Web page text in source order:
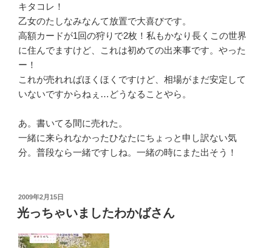
キタコレ！
乙女のたしなみなんて放置で大喜びです。
高額カードが1回の狩りで2枚！私もかなり長くこの世界
に住んでますけど、これは初めての出来事です。やった
ー！
これが売れればほくほくですけど、相場がまだ安定して
いないですからねぇ…どうなることやら。
あ。書いてる間に売れた。
一緒に来られなかったひなたにちょっと申し訳ない気
分。普段なら一緒ですしね。一緒の時にまた出そう！
投
稿
日:
2009年2月15日
光っちゃいましたわかばさん